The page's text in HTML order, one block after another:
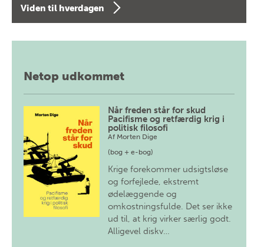
Viden til hverdagen
Netop udkommet
Når freden står for skud
Pacifisme og retfærdig krig i
politisk filosofi
Af Morten Dige
(bog + e-bog)
Krige forekommer udsigtsløse
og forfejlede, ekstremt
ødelæggende og
omkostningsfulde. Det ser ikke
ud til, at krig virker særlig godt.
Alligevel diskv…